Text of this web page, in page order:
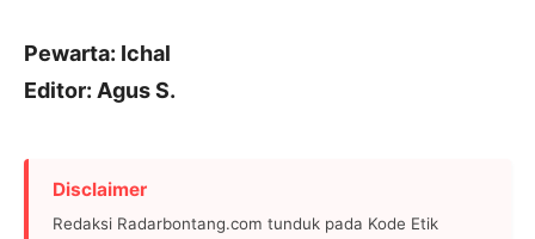
Pewarta: Ichal
Editor: Agus S.
Disclaimer
Redaksi Radarbontang.com tunduk pada Kode Etik